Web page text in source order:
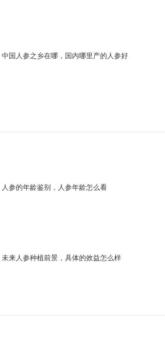
中国人参之乡在哪，国内哪里产的人参好
人参的年龄鉴别，人参年龄怎么看
未来人参种植前景，具体的效益怎么样